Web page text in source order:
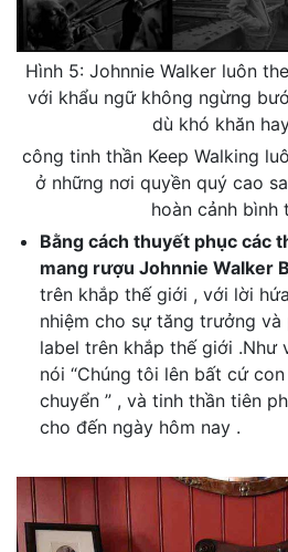
Hình 5: Johnnie Walker luôn
với khẩu ngữ không ngừng
dù khó khăn
công tinh thần Keep Walking
ở những nơi quyền quý cao
hoàn cảnh bình
Bằng cách thuyết phục các
mang rượu Johnnie Walker
trên khắp thế giới , với lời
nhiệm cho sự tăng trưởng
label trên khắp thế giới .Như
nói “Chúng tôi lên bất cứ
chuyển ” , và tinh thần tiên
cho đến ngày hôm nay .